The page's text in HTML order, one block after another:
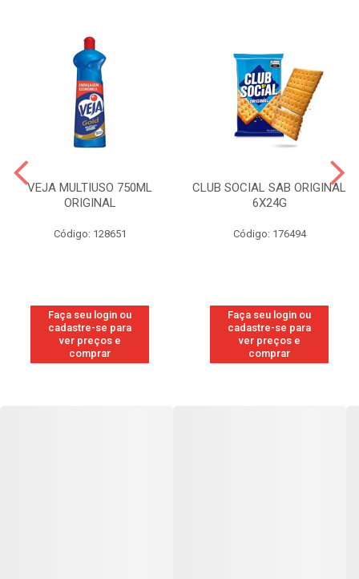
VEJA MULTIUSO 750ML
ORIGINAL
Código: 128651
Faça seu login ou
cadastre-se para
ver preços e
comprar
CLUB SOCIAL SAB ORIGINAL
6X24G
Código: 176494
Faça seu login ou
cadastre-se para
ver preços e
comprar